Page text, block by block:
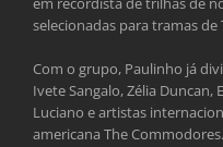
selecionadas para tramas de
Com o grupo, Paulinho já
Ivete Sangalo, Zélia Duncan,
Luciano e artistas
americana The Commodores.